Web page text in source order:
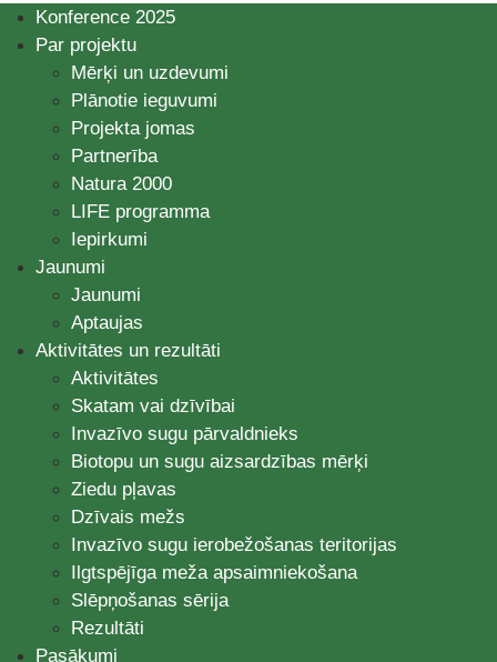
Konference 2025
Par projektu
Mērķi un uzdevumi
Plānotie ieguvumi
Projekta jomas
Partnerība
Natura 2000
LIFE programma
Iepirkumi
Jaunumi
Jaunumi
Aptaujas
Aktivitātes un rezultāti
Aktivitātes
Skatam vai dzīvībai
Invazīvo sugu pārvaldnieks
Biotopu un sugu aizsardzības mērķi
Ziedu pļavas
Dzīvais mežs
Invazīvo sugu ierobežošanas teritorijas
Ilgtspējīga meža apsaimniekošana
Slēpņošanas sērija
Rezultāti
Pasākumi